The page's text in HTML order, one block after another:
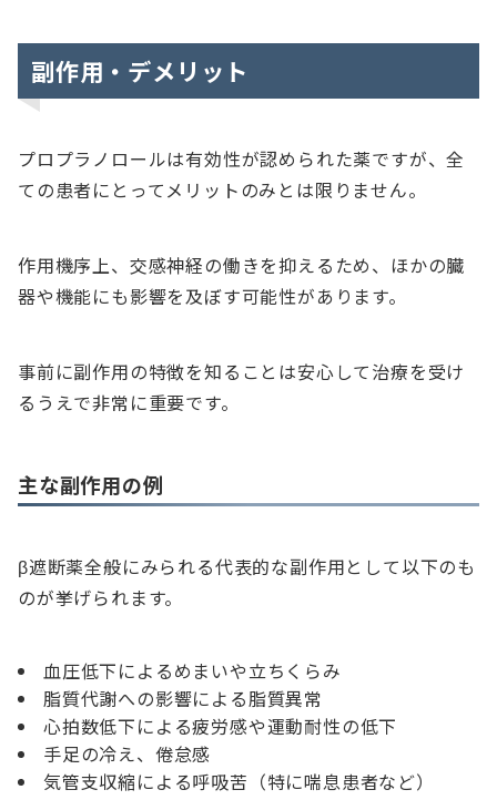
副作用・デメリット
プロプラノロールは有効性が認められた薬ですが、全
ての患者にとってメリットのみとは限りません。
作用機序上、交感神経の働きを抑えるため、ほかの臓
器や機能にも影響を及ぼす可能性があります。
事前に副作用の特徴を知ることは安心して治療を受け
るうえで非常に重要です。
主な副作用の例
β遮断薬全般にみられる代表的な副作用として以下のも
のが挙げられます。
血圧低下によるめまいや立ちくらみ
脂質代謝への影響による脂質異常
心拍数低下による疲労感や運動耐性の低下
手足の冷え、倦怠感
気管支収縮による呼吸苦（特に喘息患者など）